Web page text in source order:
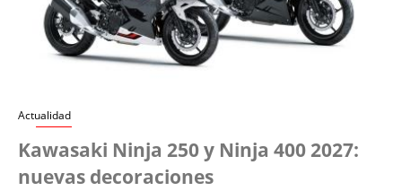
Actualidad
Kawasaki Ninja 250 y Ninja 400 2027:
nuevas decoraciones